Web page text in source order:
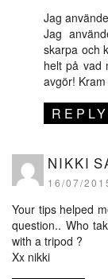
Jag
Jag
skarpa och
helt på vad
avgör! Kram
REPLY
NIKKI
16/07/
Your tips helped
question.. Who
with a tripod ?
Xx nikki